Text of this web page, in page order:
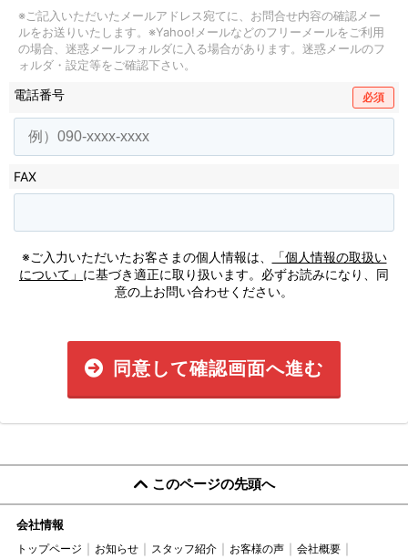
※ご記入いただいたメールアドレス宛てに、お問合せ内容の確認メー
ルをお送りいたします。 ※Yahoo!メールなどのフリーメールをご利用
の場合、迷惑メールフォルダに入る場合があります。 迷惑メールのフ
ォルダ・設定等をご確認下さい。
電話番号 必須
FAX
※ご入力いただいたお客さまの個人情報は、
「個人情報の取扱い
について」 に基づき適正に取り扱います。必ずお読みになり、同
意の上お問い合わせください。
同意して確認画面へ進む
このページの先頭へ
会社情報
トップページ お知らせ スタッフ紹介 お客様の声
会社概要